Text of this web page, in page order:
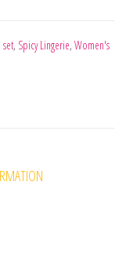
set, Spicy Lingerie, Women's